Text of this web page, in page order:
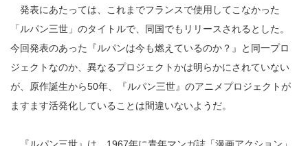
発表にあたっては、これまでフランスで使用してこなかった
「ルパン三世」のタイトルで、同国でもリリースされるとした。
今回発表のあった『ルパンは今も燃えているのか？』と同一プロ
ジェクトなのか、異なるプロジェクトかは明らかにされていない
が、原作誕生から50年、『ルパン三世』のアニメプロジェクトが
ますます活発化していることは間違いないようだ。
『ルパン三世』は、1967年に青年マンガ誌「漫画アクション」